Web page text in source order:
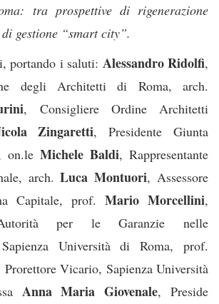
tra prospettive di rigenerazione
gestione “smart city”.
portando i saluti: Alessandro Ridolfi,
degli Architetti di Roma, arch.
, Consigliere Ordine Architetti
Zingaretti, Presidente Giunta
on.le Michele Baldi, Rappresentante
arch.Luca Montuori, Assessore
Capitale, prof. Mario Morcellini,
Autorità per le Garanzie nelle
Università di Roma, prof.
Prorettore Vicario, Sapienza Università
Anna Maria Giovenale, Preside